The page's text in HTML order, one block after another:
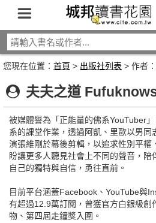
您現在位置： 首頁 > 出版社列表 > 作者
夫夫之道
被媒體譽為「正能量的佛系YouTuber
系的課堂作業，透過阿凱、里歐以男同
演張維剛於幕後剪輯，以追求性別平權
盼讓更多人聽見社會上不同的聲音，陪
自己的獨特與自信，勇往直前。
目前平台涵蓋Facebook、YouTube與
有超過12.9萬訂閱，曾獲官方白銀級創
物、第四屆走鐘獎入圍。